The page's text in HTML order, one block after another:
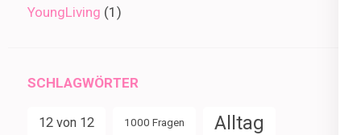
YoungLiving (1)
SCHLAGWÖRTER
12 von 12 1000 Fragen Alltag